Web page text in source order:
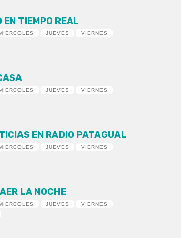
TIEMPO REAL
JUEVES
VIERNES
JUEVES
VIERNES
EN RADIO PATAGUAL
JUEVES
VIERNES
LA NOCHE
JUEVES
VIERNES